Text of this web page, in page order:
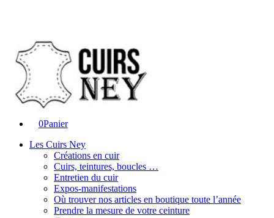
0Panier
Les Cuirs Ney
Créations en cuir
Cuirs, teintures, boucles …
Entretien du cuir
Expos-manifestations
Où trouver nos articles en boutique toute l’année
Prendre la mesure de votre ceinture